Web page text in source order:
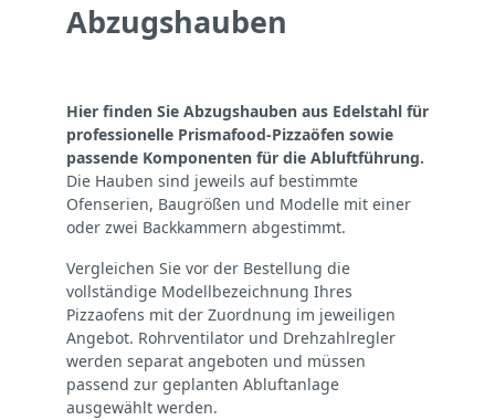
Abzugshauben
Hier finden Sie Abzugshauben aus Edelstahl für
professionelle Prismafood-Pizzaöfen sowie
passende Komponenten für die Abluftführung.
Die Hauben sind jeweils auf bestimmte
Ofenserien, Baugrößen und Modelle mit einer
oder zwei Backkammern abgestimmt.
Vergleichen Sie vor der Bestellung die
vollständige Modellbezeichnung Ihres
Pizzaofens mit der Zuordnung im jeweiligen
Angebot. Rohrventilator und Drehzahlregler
werden separat angeboten und müssen
passend zur geplanten Abluftanlage
ausgewählt werden.